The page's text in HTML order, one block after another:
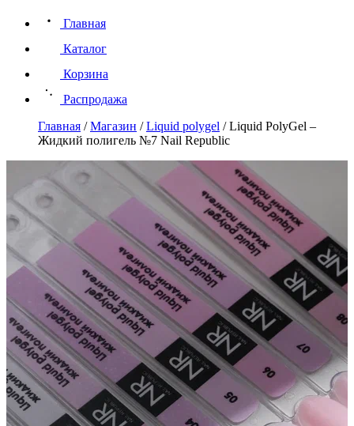
Главная
Каталог
Корзина
Распродажа
Главная /Магазин /Liquid polygel /Liquid PolyGel –
Жидкий полигель №7 Nail Republic